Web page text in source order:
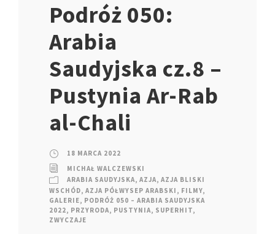
Podróż 050:
Arabia
Saudyjska cz.8 –
Pustynia Ar-Rab
al-Chali
18 MARCA 2022
MICHAŁ WALCZEWSKI
ARABIA SAUDYJSKA, AZJA, AZJA BLISKI
WSCHÓD, AZJA PÓŁWYSEP ARABSKI , FILMY,
GALERIE, PODRÓŻ 050 – ARABIA SAUDYJSKA
2022, PRZYRODA, PUSTYNIA, SUPERHIT,
ZWYCZAJE